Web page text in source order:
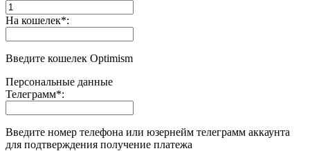
На кошелек*:
Введите кошелек Optimism
Персональные данные
Телеграмм*:
Введите номер телефона или юзернейм телеграмм аккаунта
для подтверждения получение платежа